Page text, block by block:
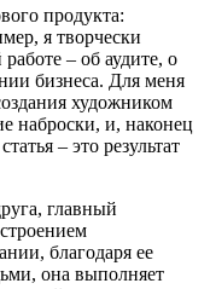
продукта:
я творчески
– об аудите, о
бизнеса. Для меня
художником
наброски, и, наконец
– это результат
главный
благодаря ее
она выполняет